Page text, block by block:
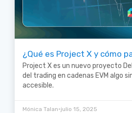
¿Qué es Project X y cómo
Project X es un nuevo proyecto
del trading en cadenas EVM algo
accesible.
Mónica Talan•julio 15, 2025